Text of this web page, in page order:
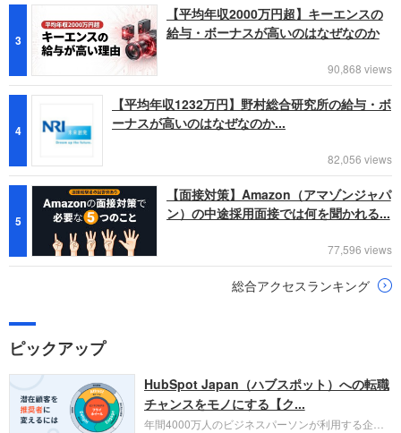
3
【平均年収2000万円超】キーエンスの
給与・ボーナスが高いのはなぜなのか
90,868 views
4
【平均年収1232万円】野村総合研究所の給与・ボ
ーナスが高いのはなぜなのか...
82,056 views
5
【面接対策】Amazon（アマゾンジャパ
ン）の中途採用面接では何を聞かれる...
77,596 views
総合アクセスランキング
ピックアップ
HubSpot Japan（ハブスポット）への転職
チャンスをモノにする【ク...
年間4000万人のビジネスパーソンが利用する企業